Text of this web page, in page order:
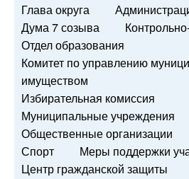
Глава округа
Дума 7 созыва
Отдел образования
Комитет по управлению
имуществом
Избирательная комиссия
Муниципальные учреждения
Общественные организации
Спорт
Меры поддержки
Центр гражданской защиты